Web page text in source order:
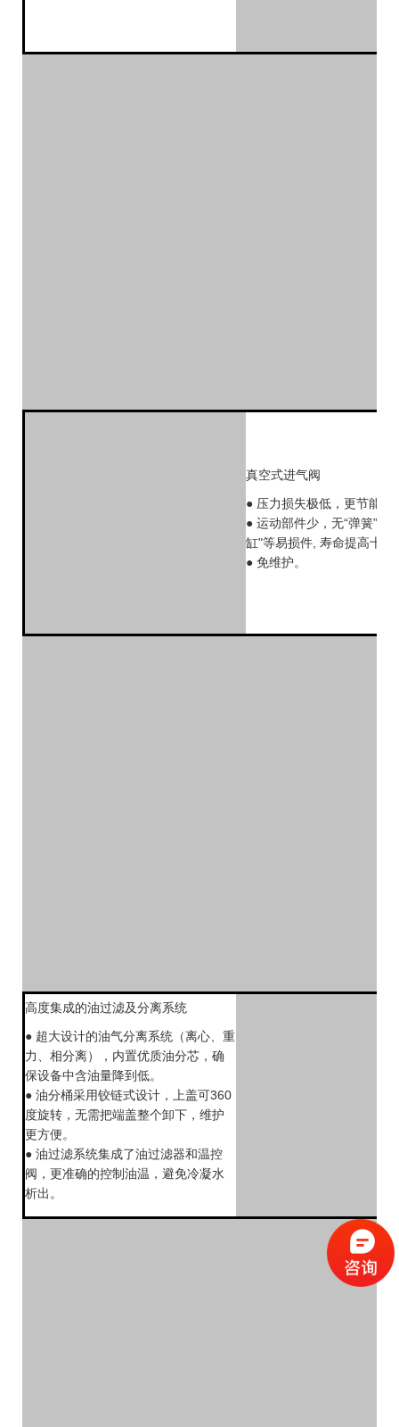
真空式进气阀
● 压力损失极低，更节能；
● 运动部件少，无“弹簧”、“
缸"等易损件, 寿命提高十倍
● 免维护。
高度集成的油过滤及分离系统
● 超大设计的油气分离系统（离心、重
力、相分离），内置优质油分芯，确
保设备中含油量降到低。
● 油分桶采用铰链式设计，上盖可360
度旋转，无需把端盖整个卸下，维护
更方便。
● 油过滤系统集成了油过滤器和温控
阀，更准确的控制油温，避免冷凝水
析出。